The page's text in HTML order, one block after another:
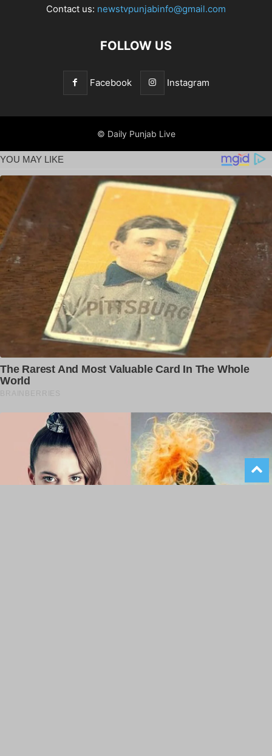
Contact us: newstvpunjabinfo@gmail.com
FOLLOW US
Facebook Instagram
© Daily Punjab Live